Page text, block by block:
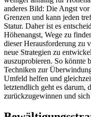
anderes Bild: Die Angst
Grenzen und kann jeden
Statur. Daher ist es
Höhenangst, Wege zu
dieser Herausforderung zu
neue Strategien zu
auszuprobieren. So könnte
Techniken zur
Umfeld helfen und
letztendlich geht es darum,
zurückzugewinnen und